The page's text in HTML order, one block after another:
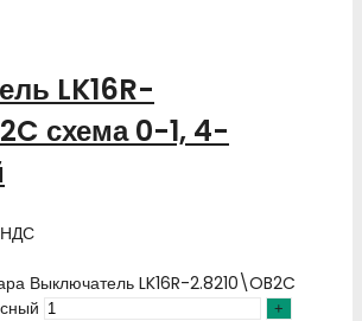
LK16R-
схема 0-1, 4-
Выключатель LK16R-2.8210\OB2C